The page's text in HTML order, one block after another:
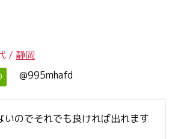
/ 静岡
@995mhafd
いのでそれでも良ければ出れます